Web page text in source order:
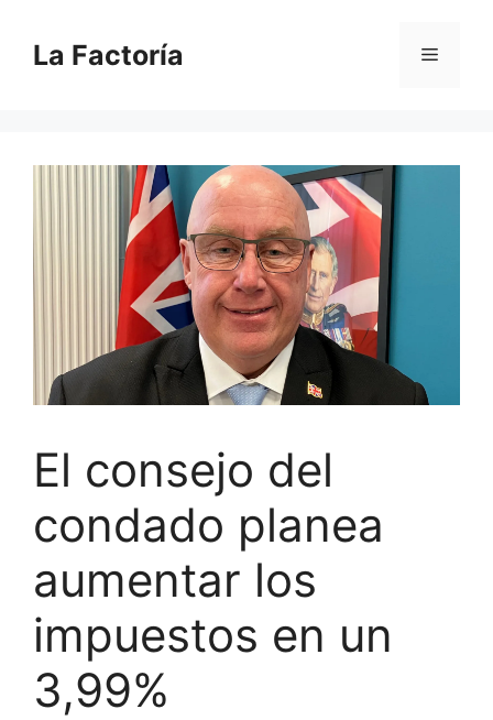
contenido
La Factoría Menú
El consejo del
condado planea
aumentar los
impuestos en un
3,99%